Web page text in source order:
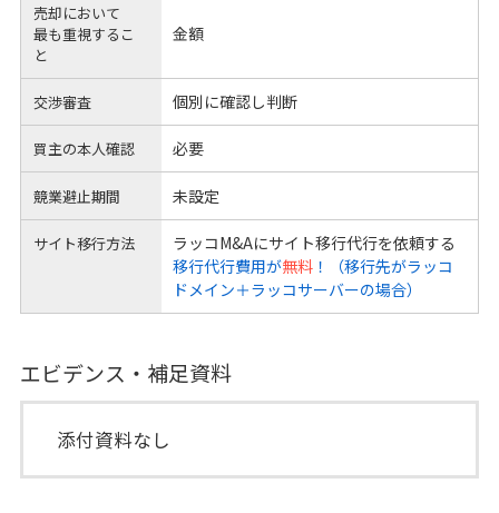
売却において
最も重視するこ
と
金額
交渉審査 個別に確認し判断
買主の本人確認 必要
競業避止期間 未設定
サイト移行方法
ラッコM&Aにサイト移行代行を依頼する
移行代行費用が無料！（移行先がラッコ
ドメイン＋ラッコサーバーの場合）
エビデンス・補足資料
添付資料なし